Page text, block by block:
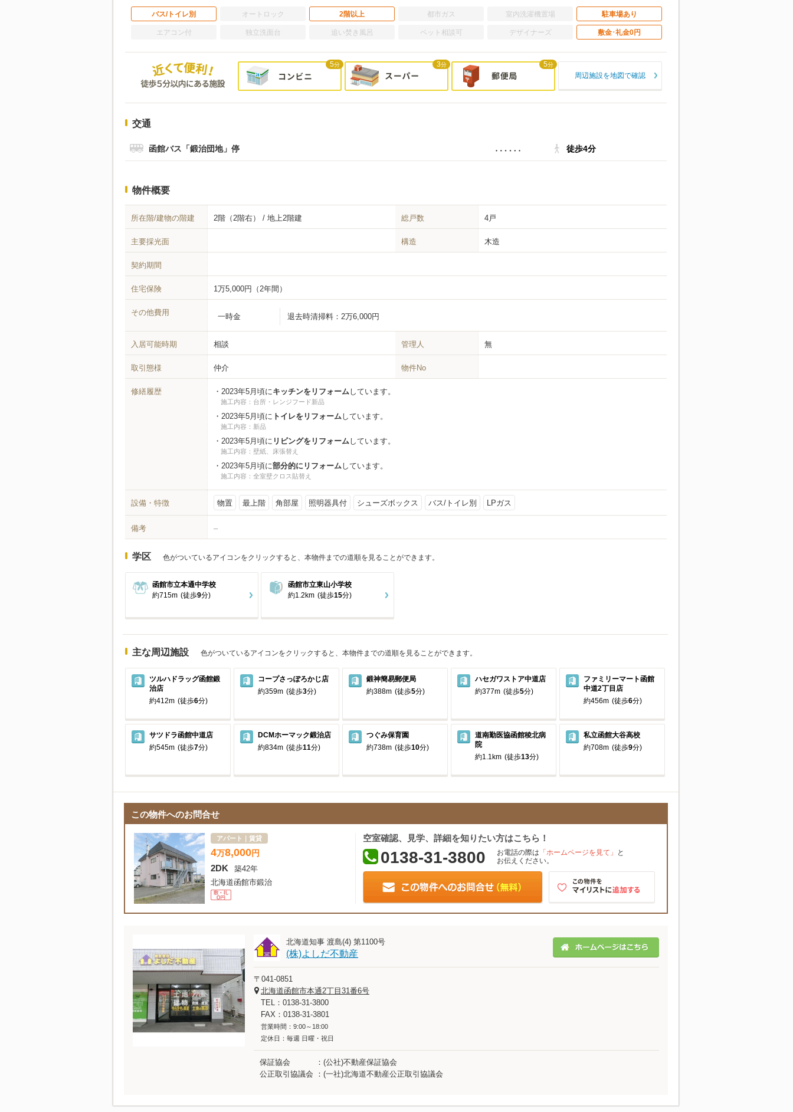
バス/トイレ別 オートロック 2階以上 都市ガス 室内洗濯機置場 駐車場あり
エアコン付 独立洗面台 追い焚き風呂 ペット相談可 デザイナーズ 敷金･礼金0円
5分 3分 5分
周辺施設を地図で確認
交通
函館バス「鍛治団地」停 徒歩4分
物件概要
所在階/建物の階建 2階（2階右） / 地上2階建 総戸数 4戸
主要採光面 構造 木造
契約期間
住宅保険 1万5,000円（2年間）
その他費用 一時金 退去時清掃料： 2万6,000円
入居可能時期 相談 管理人 無
取引態様 仲介 物件No
修繕履歴 2023年5月頃にキッチンをリフォームしています。
施工内容：台所・レンジフード新品
2023年5月頃に トイレをリフォームしています。
施工内容：新品
2023年5月頃に リビングをリフォームしています。
施工内容：壁紙、床張替え
2023年5月頃に部分的にリフォームしています。
施工内容：全室壁クロス貼替え
設備・特徴 物置 最上階 角部屋 照明器具付 シューズボックス バス/トイレ別 LPガス
備考 –
学区 色がついているアイコンをクリックすると、本物件までの道順を見ることができます。
函館市立本通中学校
約715m (徒歩9分)
函館市立東山小学校
約1.2km (徒歩15分)
主な周辺施設 色がついているアイコンをクリックすると、本物件までの道順を見ることができます。
ツルハドラッグ函館鍛
治店
約412m (徒歩6分)
コープさっぽろかじ店
約359m (徒歩3分)
鍛神簡易郵便局
約388m (徒歩5分)
ハセガワストア中道店
約377m (徒歩5分)
ファミリーマート函館
中道2丁目店
約456m (徒歩6分)
サツドラ函館中道店
約545m (徒歩7分)
DCMホーマック鍛治店
約834m (徒歩11分)
つぐみ保育園
約738m (徒歩10分)
道南勤医協函館稜北病
院
約1.1km (徒歩13分)
私立函館大谷高校
約708m (徒歩9分)
この物件へのお問合せ
アパート｜賃貸
4万8,000円
2DK
築42年
北海道函館市鍛治
空室確認、見学、詳細を知りたい方はこちら！
0138-31-3800 お電話の際は 「ホームページを見て」
と
お伝えください。
北海道知事 渡島(4) 第1100号
(株)よしだ不動産
〒041-0851
北海道函館市本通2丁目31番6号
TEL：0138-31-3800
FAX：0138-31-3801
営業時間：9:00～18:00
定休日：毎週 日曜・祝日
保証協会
(公社)不動産保証協会
公正取引協議会
(一社)北海道不動産公正取引協議会